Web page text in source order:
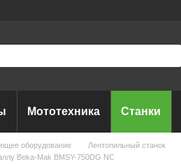
Мототехника Станки
оборудование Лентопильный станок
Beka-Mak BMSY-750DG NC